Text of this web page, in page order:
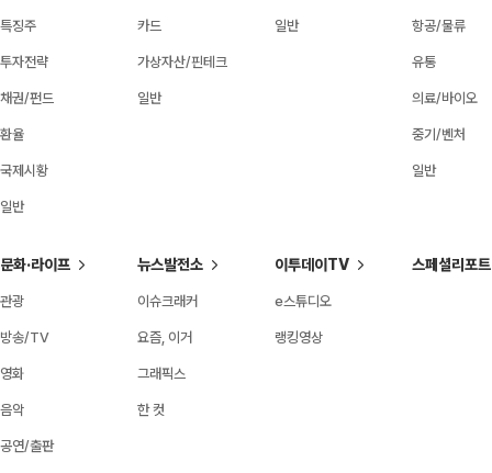
특징주
투자전략
채권/펀드
환율
국제시황
일반
카드
가상자산/핀테크
일반
일반 항공/물류
유통
의료/바이오
중기/벤처
일반
문화·라이프
관광
방송/TV
영화
음악
공연/출판
뉴스발전소
이슈크래커
요즘, 이거
그래픽스
한 컷
이투데이TV
e스튜디오
랭킹영상
스페셜리포트